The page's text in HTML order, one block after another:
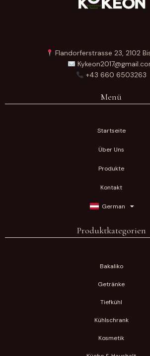
Flandorferstrasse 23, 2102
+43 660 6503263
Menü
Startseite
Über Uns
Produkte
Kontakt
German
Produktkategorien
Bakaliko
Getränke
Tiefkühl
Kühlschrank
Kosmetik